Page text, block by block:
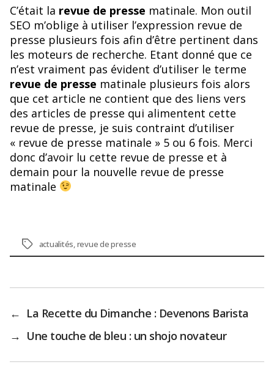
C’était la revue de presse matinale. Mon outil
SEO m’oblige à utiliser l’expression revue de
presse plusieurs fois afin d’être pertinent dans
les moteurs de recherche. Etant donné que ce
n’est vraiment pas évident d’utiliser le terme
revue de presse matinale plusieurs fois alors
que cet article ne contient que des liens vers
des articles de presse qui alimentent cette
revue de presse, je suis contraint d’utiliser
« revue de presse matinale » 5 ou 6 fois. Merci
donc d’avoir lu cette revue de presse et à
demain pour la nouvelle revue de presse
matinale
Étiquettes
actualités,revue de presse
← La Recette du Dimanche : Devenons Barista
→ Une touche de bleu : un shojo novateur